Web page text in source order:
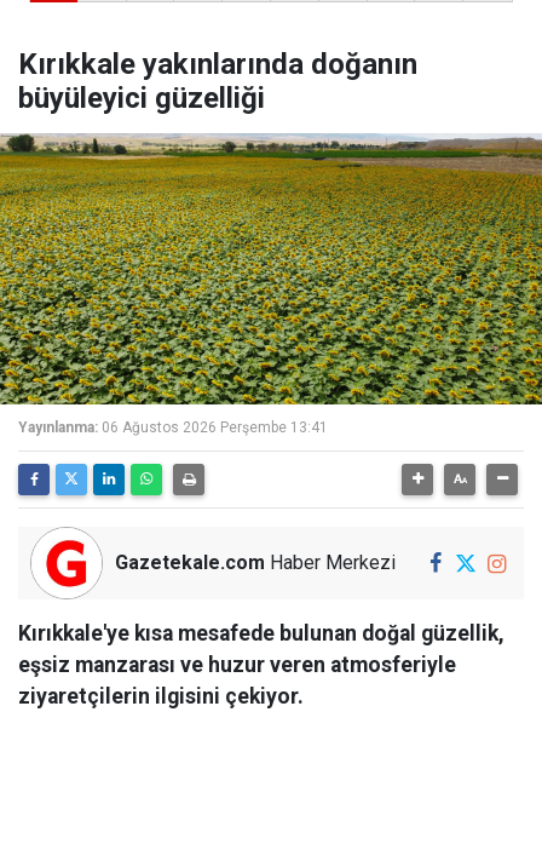
Kırıkkale yakınlarında doğanın
büyüleyici güzelliği
Yayınlanma: 06 Ağustos 2026 Perşembe 13:41
Gazetekale.com Haber Merkezi
Kırıkkale'ye kısa mesafede bulunan doğal güzellik,
eşsiz manzarası ve huzur veren atmosferiyle
ziyaretçilerin ilgisini çekiyor.